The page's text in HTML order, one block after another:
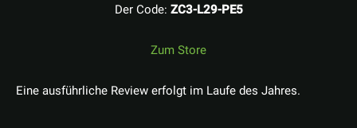
Der Code: ZC3-L29-PE5
Zum Store
Eine ausführliche Review erfolgt im Laufe des Jahres.